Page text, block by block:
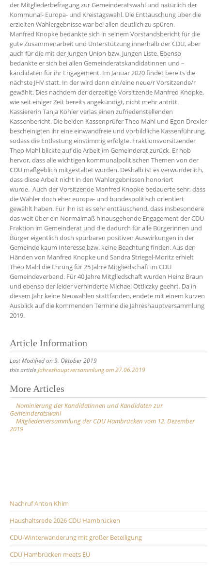
der Mitgliederbefragung zur Gemeinderatswahl und natürlich der
Kommunal- Europa- und Kreistagswahl. Die Enttäuschung über die
erzielten Wahlergebnisse war bei allen deutlich zu spüren.
Manfred Knopke bedankte sich in seinem Vorstandsbericht für die
gute Zusammenarbeit und Unterstützung innerhalb der CDU, aber
auch für die mit der Jungen Union bzw. Jungen Liste. Ebenso
bedankte er sich bei allen Gemeinderatskandidatinnen und –
kandidaten für ihr Engagement. Im Januar 2020 findet bereits die
nächste JHV statt. In der wird dann ein/eine neue/r Vorsitzende/r
gewählt. Dies nachdem der derzeitige Vorsitzende Manfred Knopke,
wie seit einiger Zeit bereits angekündigt, nicht mehr antritt.
Kassiererin Tanja Köhler verlas einen zufriedenstellenden
Kassenbericht. Die beiden Kassenprüfer Theo Mahl und Egon Drexler
bescheinigten ihr eine einwandfreie und vorbildliche Kassenführung,
sodass die Entlastung einstimmig erfolgte. Fraktionsvorsitzender
Theo Mahl blickte auf die Arbeit im Gemeinderat zurück. Er hob
hervor, dass alle wichtigen kommunalpolitischen Themen von der
CDU maßgeblich mitgestaltet wurden. Deshalb ist es verwunderlich,
dass diese Arbeit nicht in den Wahlergebnissen honoriert
wurde. Auch der Vorsitzende Manfred Knopke bedauerte sehr, dass
die Wähler doch eher europa- und bundespolitisch orientiert
gewählt haben. Für ihn ist es sehr enttäuschend, dass insbesondere
das weit über ein Normalmaß hinausgehende Engagement der CDU
Fraktion im Gemeinderat und die dadurch für alle Bürgerinnen und
Bürger eigentlich doch spürbaren positiven Auswirkungen in der
Gemeinde kaum Interesse bzw. keine Beachtung finden. Aus den
Händen von Manfred Knopke und Sandra Striegel-Moritz erhielt
Theo Mahl die Ehrung für 25 Jahre Mitgliedschaft im CDU
Gemeindeverband. Für 40 Jahre Mitgliedschaft wurden Heinz Braun
und ebenso der leider verhinderte Michael Ottliczky geehrt. Da in
diesem Jahr keine Neuwahlen stattfanden, endete mit einem kurzen
Ausblick auf die kommenden Termine die Jahreshauptversammlung
2019.
Article Information
Last Modified on 9. Oktober 2019
this articleJahreshauptversammlung am 27.06.2019
Post
navigation
More Articles
Nominierung der Kandidatinnen und Kandidaten zur
Gemeinderatswahl
Mitgliederversammlung der CDU Hambrücken vom 12. Dezember
2019
Nachruf Anton Khim
Haushaltsrede 2026 CDU Hambrücken
CDU-Winterwanderung mit großer Beteiligung
CDU Hambrücken meets EU